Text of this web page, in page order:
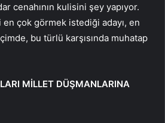
cenahının kulisini şey yapıyor.
en çok görmek istediği adayı, en
bu türlü karşısında muhatap
MİLLET DÜŞMANLARINA